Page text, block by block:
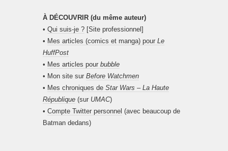
À DÉCOUVRIR (du même auteur)
• Qui suis-je ? [Site professionnel]
• Mes articles (comics et manga) pour Le
HuffPost
• Mes articles pour bubble
• Mon site sur Before Watchmen
• Mes chroniques de Star Wars – La Haute
République (sur UMAC)
• Compte Twitter personnel (avec beaucoup de
Batman dedans)